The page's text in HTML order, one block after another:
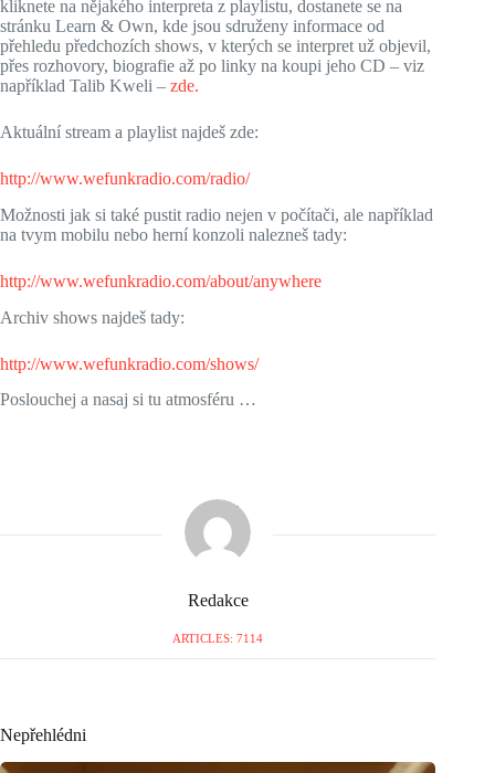
kliknete na nějakého interpreta z playlistu, dostanete se na
stránku Learn & Own, kde jsou sdruženy informace od
přehledu předchozích shows, v kterých se interpret už objevil,
přes rozhovory, biografie až po linky na koupi jeho CD – viz
například Talib Kweli – zde.
Aktuální stream a playlist najdeš zde:
http://www.wefunkradio.com/radio/
Možnosti jak si také pustit radio nejen v počítači, ale například
na tvym mobilu nebo herní konzoli nalezneš tady:
http://www.wefunkradio.com/about/anywhere
Archiv shows najdeš tady:
http://www.wefunkradio.com/shows/
Poslouchej a nasaj si tu atmosféru …
Redakce
ARTICLES: 7114
Nepřehlédni